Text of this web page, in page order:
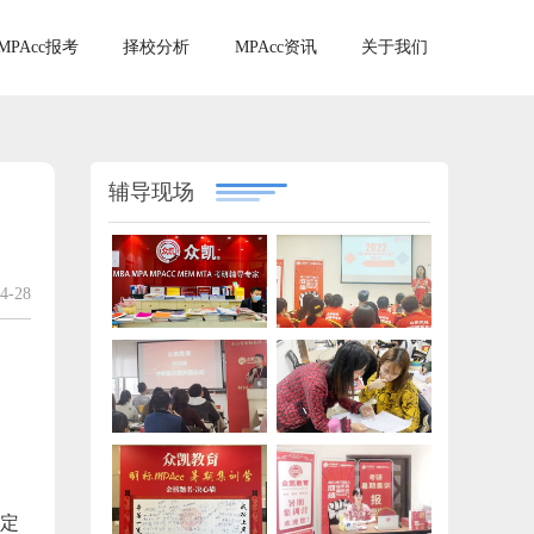
报考 择校分析 MPAcc资讯 关于我们
28
辅导现场